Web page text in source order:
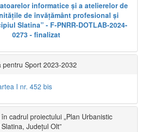
informatice și a atelierelor de
de învățământ profesional și
Slatina” - F-PNRR-DOTLAB-2024-
0273 - finalizat
pentru Sport 2023-2032
I nr. 452 bis
cadrul proiectului „Plan Urbanistic
Județul Olt”